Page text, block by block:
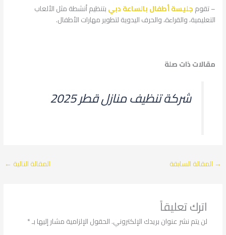
– تقومجليسة أطفال بالساعة دبيبتنظيم أنشطة مثل الألعاب
التعليمية، والقراءة، والحرف اليدوية لتطوير مهارات الأطفال.
مقالات ذات صلة
شركة تنظيف منازل قطر 2025
→المقالة السابقة المقالة التالية←
اترك تعليقاً
لن يتم نشر عنوان بريدك الإلكتروني.الحقول الإلزامية مشار إليها بـ*